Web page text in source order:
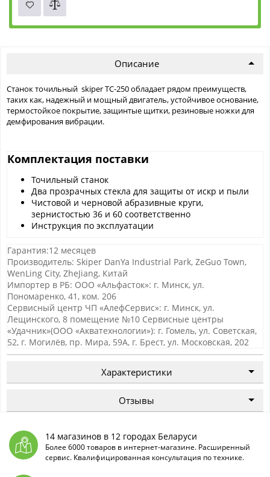
Описание
Станок точильный skiper ТС-250 обладает рядом преимуществ,
таких как, надежный и мощный двигатель, устойчивое основание,
термостойкое покрытие, защинтые щитки, резиновые ножки для
демфирования вибрации.
Комплектация поставки
Точильный станок
Два прозрачных стекла для защиты от искр и пыли
Чистовой и черновой абразивные круги,
зернистостью 36 и 60 соответственно
Инструкция по эксплуатации
Гарантия:12 месяцев
Производитель: Skiper DanYa Industrial Park, ZeGuo Town,
WenLing City, ZheJiang, Китай
Импортер в РБ: ООО «Альфасток»: г. Минск, ул.
Пономаренко, 41, ком. 206
Сервисный центр ЧП «АлефСервис»: г. Минск, ул.
Лещинского, 8 помещение №10 Сервисные центры
«Удачник»(ООО «Акватехнологии»): г. Гомель, ул. Советская,
52, г. Могилёв, пр. Мира, 59А, г. Брест, ул. Московская, 202
Характеристики
Отзывы
14 магазинов в 12 городах Беларуси
Более 6000 товаров в интернет-магазине. Расширенный
сервис. Квалифицированная консультация по технике.